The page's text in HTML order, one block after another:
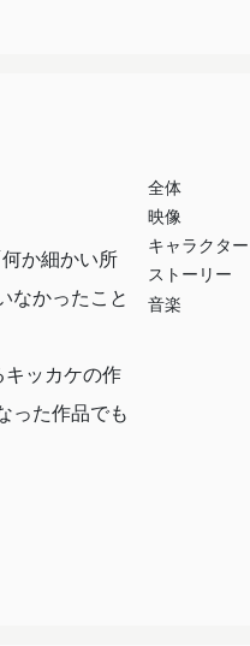
全体
映像
キャラクター
ストーリー
音楽
か細かい所
なかったこと
ッカケの作
った作品でも